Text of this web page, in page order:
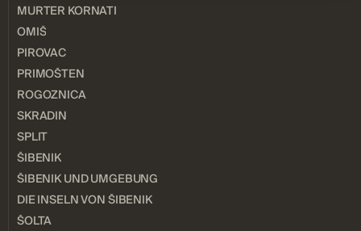
MURTER KORNATI
OMIŠ
PIROVAC
PRIMOŠTEN
ROGOZNICA
SKRADIN
SPLIT
ŠIBENIK
ŠIBENIK UND UMGEBUNG
DIE INSELN VON ŠIBENIK
ŠOLTA